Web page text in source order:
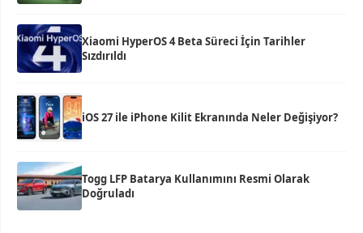
Xiaomi HyperOS 4 Beta Süreci İçin Tarihler
Sızdırıldı
iOS 27 ile iPhone Kilit Ekranında Neler Değişiyor?
Togg LFP Batarya Kullanımını Resmi Olarak
Doğruladı